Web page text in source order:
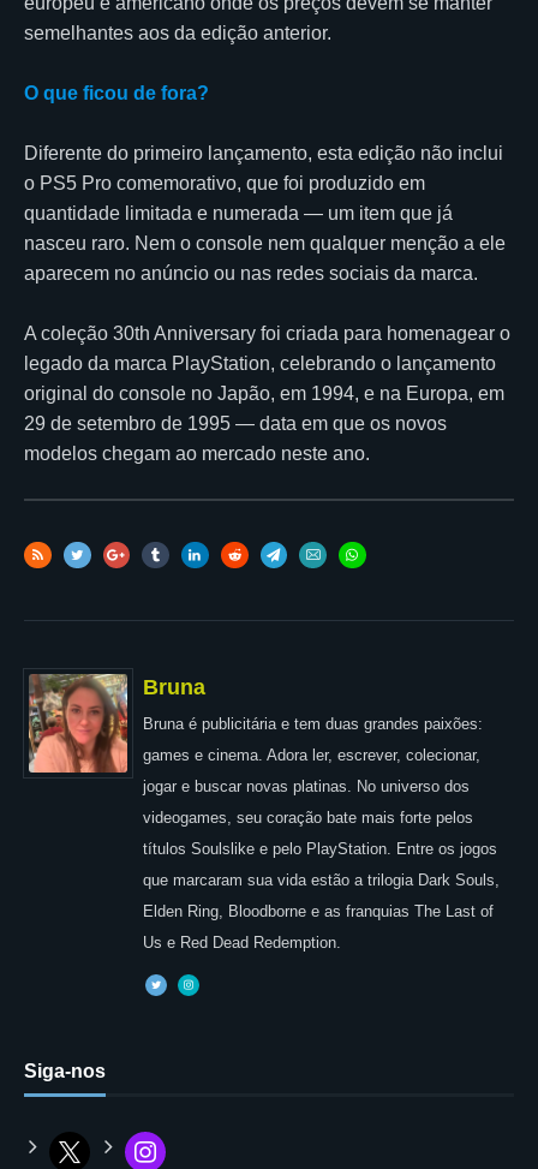
semelhantes aos da edição anterior.
O que ficou de fora?
Diferente do primeiro lançamento, esta edição não inclui
o PS5 Pro comemorativo, que foi produzido em
quantidade limitada e numerada — um item que já
nasceu raro. Nem o console nem qualquer menção a ele
aparecem no anúncio ou nas redes sociais da marca.
A coleção 30th Anniversary foi criada para homenagear o
legado da marca PlayStation, celebrando o lançamento
original do console no Japão, em 1994, e na Europa, em
29 de setembro de 1995 — data em que os novos
modelos chegam ao mercado neste ano.
Bruna
Bruna é publicitária e tem duas grandes paixões:
games e cinema. Adora ler, escrever, colecionar,
jogar e buscar novas platinas. No universo dos
videogames, seu coração bate mais forte pelos
títulos Soulslike e pelo PlayStation. Entre os jogos
que marcaram sua vida estão a trilogia Dark Souls,
Elden Ring, Bloodborne e as franquias The Last of
Us e Red Dead Redemption.
Siga-nos